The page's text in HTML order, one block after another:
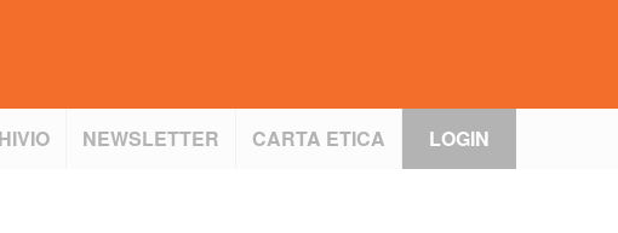
NEWSLETTER CARTA ETICA LOGIN